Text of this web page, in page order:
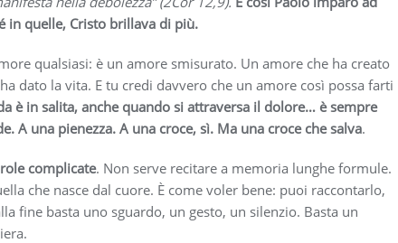
in quelle, Cristo brillava di più.
qualsiasi: è un amore smisurato. Un amore che ha creato
dato la vita. E tu credi davvero che un amore così possa farti
è in salita, anche quando si attraversa il dolore… è sempre
A una pienezza. A una croce, sì. Ma una croce che salva.
complicate. Non serve recitare a memoria lunghe formule.
che nasce dal cuore. È come voler bene: puoi raccontarlo,
fine basta uno sguardo, un gesto, un silenzio. Basta un